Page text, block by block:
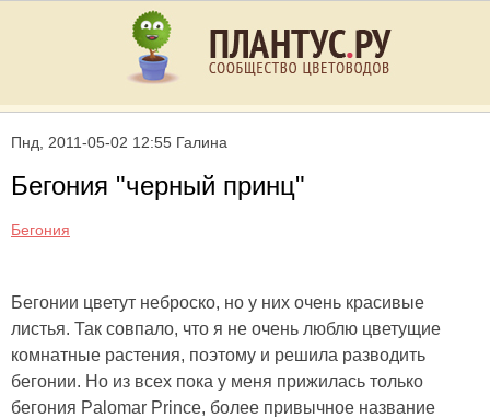
Пнд, 2011-05-02 12:55 Галина
Бегония "черный принц"
Бегония
Бегонии цветут неброско, но у них очень красивые
листья. Так совпало, что я не очень люблю цветущие
комнатные растения, поэтому и решила разводить
бегонии. Но из всех пока у меня прижилась только
бегония Palomar Prince, более привычное название